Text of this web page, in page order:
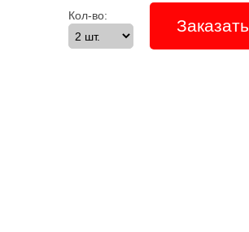
Кол-во:
Заказать